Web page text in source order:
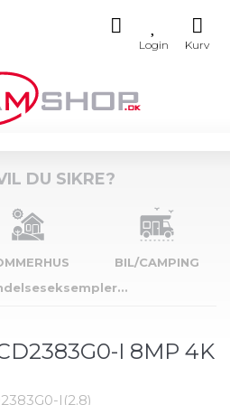
DU SIKRE?
BIL/CAMPING
I 8MP 4K
I(2.8)